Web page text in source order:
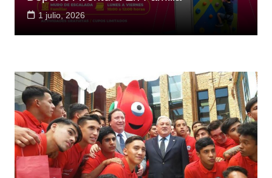
1 julio, 2026